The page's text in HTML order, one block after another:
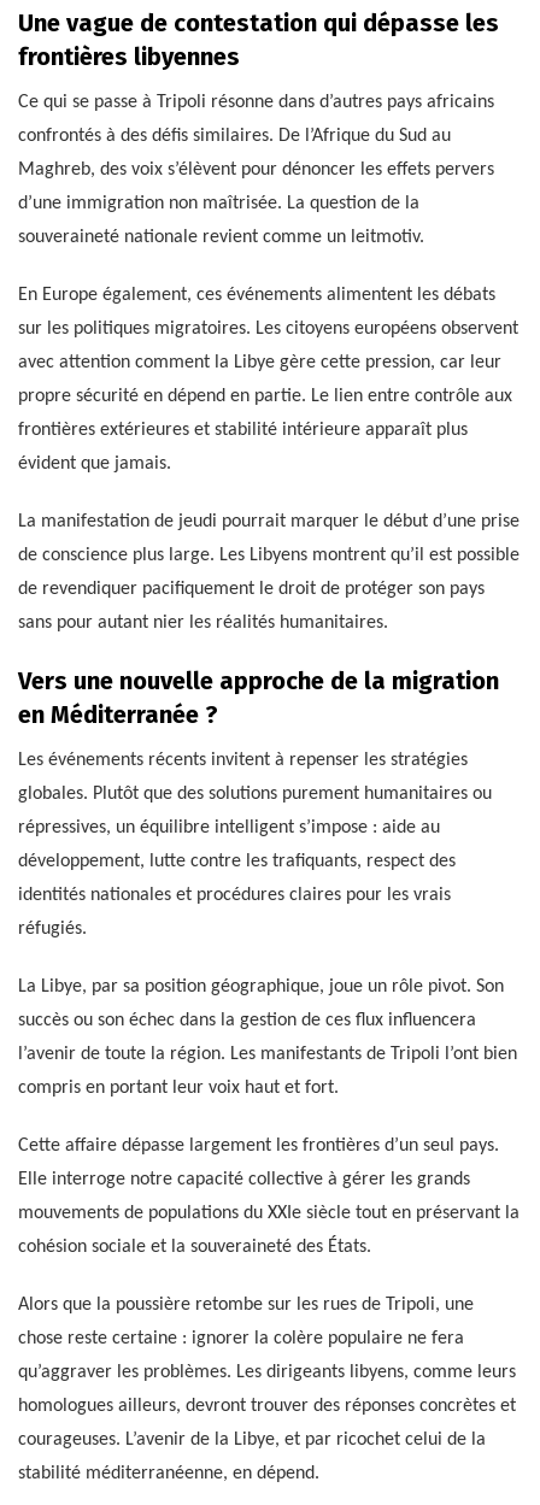
Une vague de contestation qui dépasse les
frontières libyennes
Ce qui se passe à Tripoli résonne dans d’autres pays africains
confrontés à des défis similaires. De l’Afrique du Sud au
Maghreb, des voix s’élèvent pour dénoncer les effets pervers
d’une immigration non maîtrisée. La question de la
souveraineté nationale revient comme un leitmotiv.
En Europe également, ces événements alimentent les débats
sur les politiques migratoires. Les citoyens européens observent
avec attention comment la Libye gère cette pression, car leur
propre sécurité en dépend en partie. Le lien entre contrôle aux
frontières extérieures et stabilité intérieure apparaît plus
évident que jamais.
La manifestation de jeudi pourrait marquer le début d’une prise
de conscience plus large. Les Libyens montrent qu’il est possible
de revendiquer pacifiquement le droit de protéger son pays
sans pour autant nier les réalités humanitaires.
Vers une nouvelle approche de la migration
en Méditerranée ?
Les événements récents invitent à repenser les stratégies
globales. Plutôt que des solutions purement humanitaires ou
répressives, un équilibre intelligent s’impose : aide au
développement, lutte contre les trafiquants, respect des
identités nationales et procédures claires pour les vrais
réfugiés.
La Libye, par sa position géographique, joue un rôle pivot. Son
succès ou son échec dans la gestion de ces flux influencera
l’avenir de toute la région. Les manifestants de Tripoli l’ont bien
compris en portant leur voix haut et fort.
Cette affaire dépasse largement les frontières d’un seul pays.
Elle interroge notre capacité collective à gérer les grands
mouvements de populations du XXIe siècle tout en préservant la
cohésion sociale et la souveraineté des États.
Alors que la poussière retombe sur les rues de Tripoli, une
chose reste certaine : ignorer la colère populaire ne fera
qu’aggraver les problèmes. Les dirigeants libyens, comme leurs
homologues ailleurs, devront trouver des réponses concrètes et
courageuses. L’avenir de la Libye, et par ricochet celui de la
stabilité méditerranéenne, en dépend.